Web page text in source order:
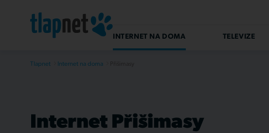
INTERNET NA DOMA TELEVIZE
Tlapnet Internet na doma
Internet Přišimasy